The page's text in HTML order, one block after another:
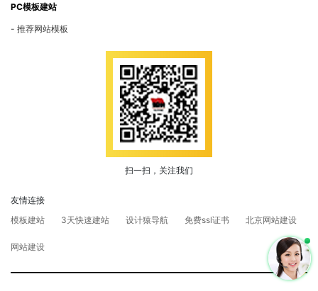
PC模板建站
推荐网站模板
扫一扫，关注我们
友情连接
模板建站
3天快速建站 设计猿导航 免费ssl证书 北京网站建设
网站建设